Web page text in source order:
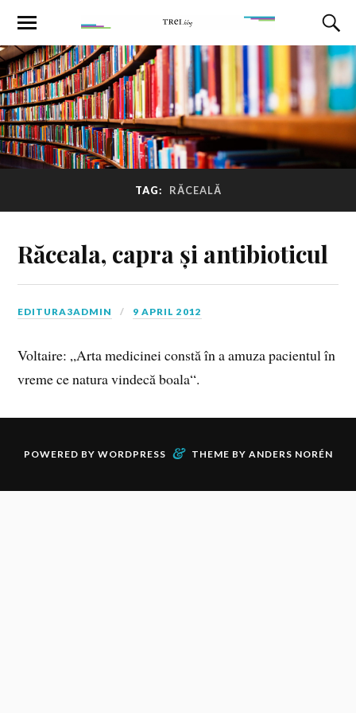
TAG: RĂCEALĂ
Răceala, capra și antibioticul
EDITURA3ADMIN 9 APRIL 2012
Voltaire: „Arta medicinei constă în a amuza pacientul în
vreme ce natura vindecă boala“.
POWERED BY WORDPRESS & THEME BY ANDERS NORÉN